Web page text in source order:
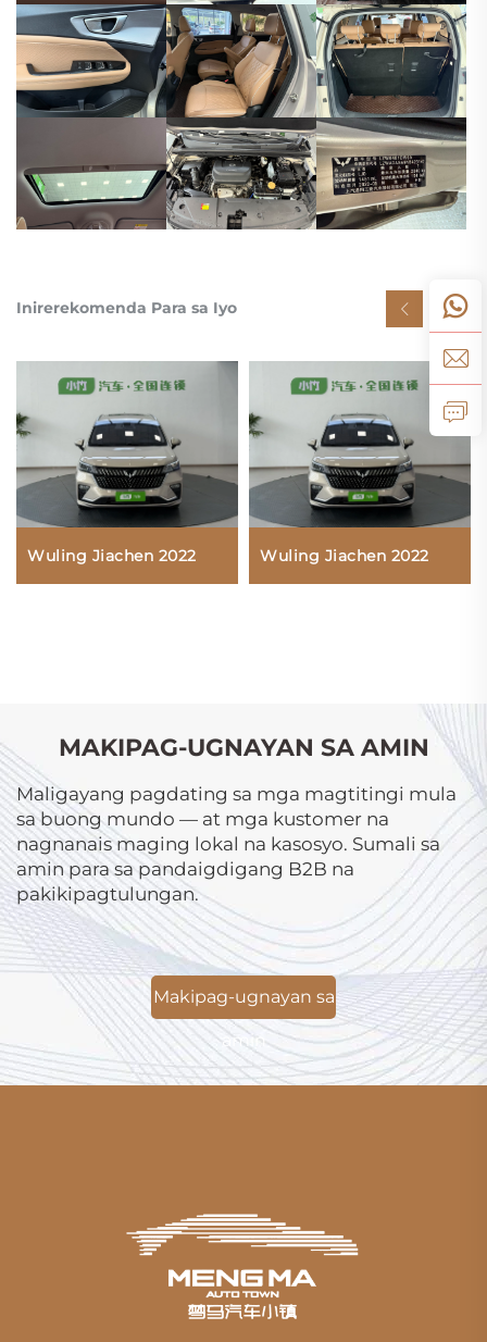
Inirerekomenda Para sa Iyo
Wuling Jiachen 2022 Wuling Jiachen 2022
MAKIPAG-UGNAYAN SA AMIN
Maligayang pagdating sa mga magtitingi mula
sa buong mundo — at mga kustomer na
nagnanais maging lokal na kasosyo. Sumali sa
amin para sa pandaigdigang B2B na
pakikipagtulungan.
Makipag-ugnayan sa
amin